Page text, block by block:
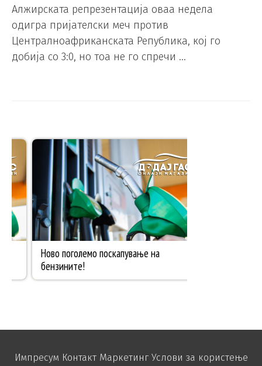
Алжирската репрезентација оваа недела
одигра пријателски меч против
Централноафриканската Република, кој го
добија со 3:0, но тоа не го спречи …
Импресум Контакт Маркетинг Услови за користење